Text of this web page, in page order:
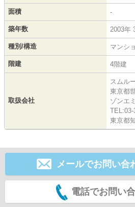
面積 -
築年数 2003年
種別/構造 マンシ
階建 4階建
取扱会社
スムル
東京都
ゾンエ
TEL:03-
東京都
メールでお問い合
電話でお問い